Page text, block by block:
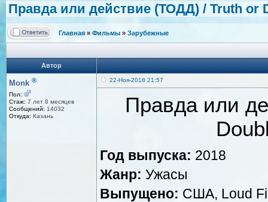
Правда или действие (ТОДД) / Truth or
Главная » Фильмы » Зарубежные
Автор
Monk ®
Пол:
Стаж: 7 лет 8 месяцев
Сообщений: 14032
Откуда: Казань
22-Ноя-2018 21:57
Правда или
Год выпуска: 2018
Жанр: Ужасы
Выпущено: США, Loud